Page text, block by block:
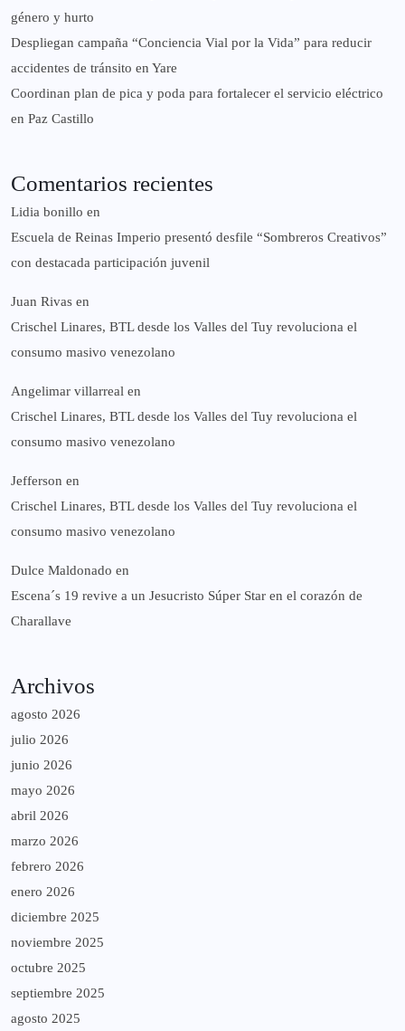
género y hurto
‎Despliegan campaña “Conciencia Vial por la Vida” para reducir
accidentes de tránsito en Yare
Coordinan plan de pica y poda para fortalecer el servicio eléctrico
en Paz Castillo
Comentarios recientes
Lidia bonillo en
Escuela de Reinas Imperio presentó desfile “Sombreros Creativos”
con destacada participación juvenil
Juan Rivas en
Crischel Linares, BTL desde los Valles del Tuy revoluciona el
consumo masivo venezolano
Angelimar villarreal en
Crischel Linares, BTL desde los Valles del Tuy revoluciona el
consumo masivo venezolano
Jefferson en
Crischel Linares, BTL desde los Valles del Tuy revoluciona el
consumo masivo venezolano
Dulce Maldonado en
Escena´s 19 revive a un Jesucristo Súper Star en el corazón de
Charallave
Archivos
agosto 2026
julio 2026
junio 2026
mayo 2026
abril 2026
marzo 2026
febrero 2026
enero 2026
diciembre 2025
noviembre 2025
octubre 2025
septiembre 2025
agosto 2025